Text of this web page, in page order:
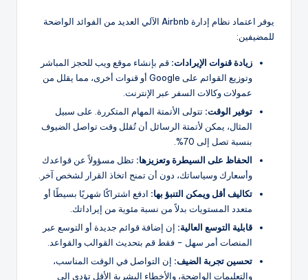
يوفر اعتماد نظام إدارة Airbnb الآلي العديد من الفوائد الواضحة
للمضيفين:
زيادة قنوات الإيرادات: قم بإنشاء موقع ويب للحجز المباشر
وتوزيع القوائم على Google أو قنوات أخرى، مما يقلل من
عمولات وكالات السفر عبر الإنترنت.
توفير الوقت: تتولى الأتمتة المهام المتكررة. على سبيل
المثال، يمكن لأتمتة الرسائل أن تُقلل وقت تواصل الضيوف
بنسبة تصل إلى 70%.
الحفاظ على السيطرة وتعزيزها: تظل مسؤولاً عن قواعدك
وأسعارك وسياساتك، دون أن تمنح اتخاذ القرار لشخص آخر.
تكاليف أقل ويمكن التنبؤ بها: ادفع اشتراكًا شهريًا بسيطًا أو
متعدد المستويات بدلاً من نسبة مئوية من إيراداتك.
قابلية التوسع العالية: إن إضافة قوائم جديدة أو التوسع عبر
المنصات أمر سهل - فقط قم بتحديث القوالب والقواعد.
تحسين تجربة الضيف: إن التواصل في الوقت المناسب،
والتعليمات الواضحة، والأخطاء البشرية الأقل تؤدي إلى